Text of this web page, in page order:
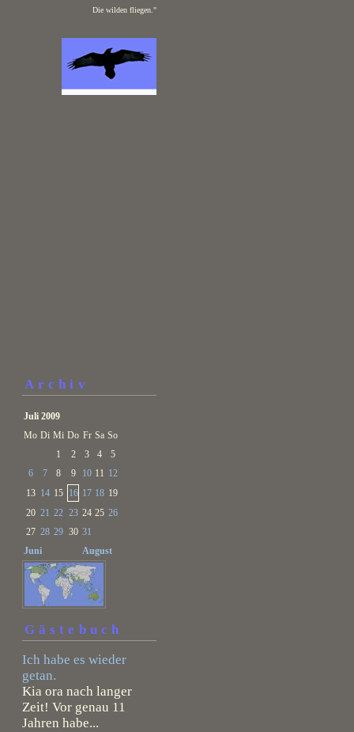
Die wilden fliegen."
Archiv
Juli 2009
Mo Di Mi Do Fr Sa So
1
2 3 4
5
6
7 8 9 10 11 12
13 14 15 16 17 18 19
20 21 22 23 24 25 26
27 28 29 30 31
Juni
August
Gästebuch
Ich habe es wieder
getan.
Kia ora nach langer
Zeit! Vor genau 11
Jahren habe...